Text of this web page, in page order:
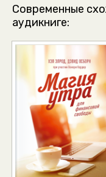
Современные
аудикниге: